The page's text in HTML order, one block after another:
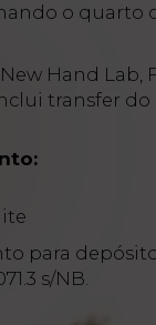
o quarto
New Hand
transfer
para
s/NB.